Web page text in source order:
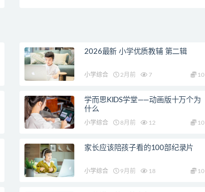
2026最新 小学优质教辅 第二辑
小学综合 2月前 7 10
学而思KIDS学堂——动画版十万个为
什么
小学综合 8月前 12 10
家长应该陪孩子看的100部纪录片
小学综合 9月前 18 10